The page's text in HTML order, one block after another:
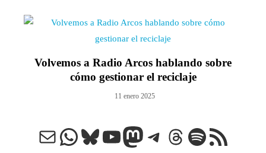
Volvemos a Radio Arcos hablando sobre
cómo gestionar el reciclaje
11 enero 2025
Correo electrónico
WhatsApp
Bluesky
YouTube
Mastodon
Telegram
Threads
Spotify
Feed RSS